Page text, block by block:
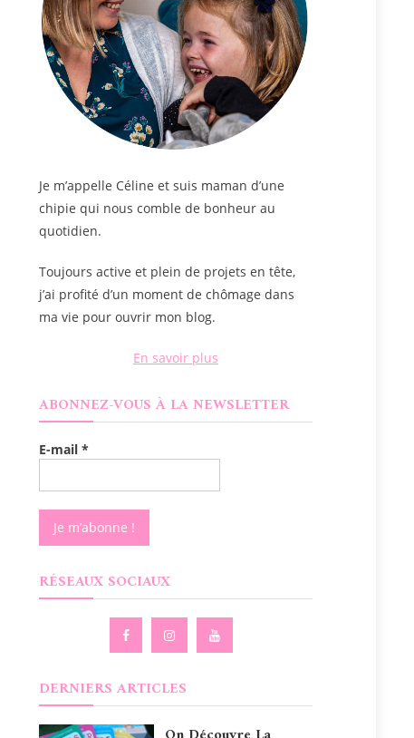
Je m’appelle Céline et suis maman d’une
chipie qui nous comble de bonheur au
quotidien.
Toujours active et plein de projets en tête,
j’ai profité d’un moment de chômage dans
ma vie pour ouvrir mon blog.
En savoir plus
ABONNEZ-VOUS À LA NEWSLETTER
E-mail *
RÉSEAUX SOCIAUX
DERNIERS ARTICLES